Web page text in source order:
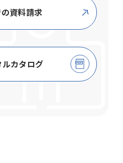
の資料請求
ルカタログ